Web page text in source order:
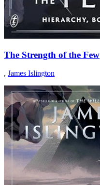
The Strength of the Few
, James Islington